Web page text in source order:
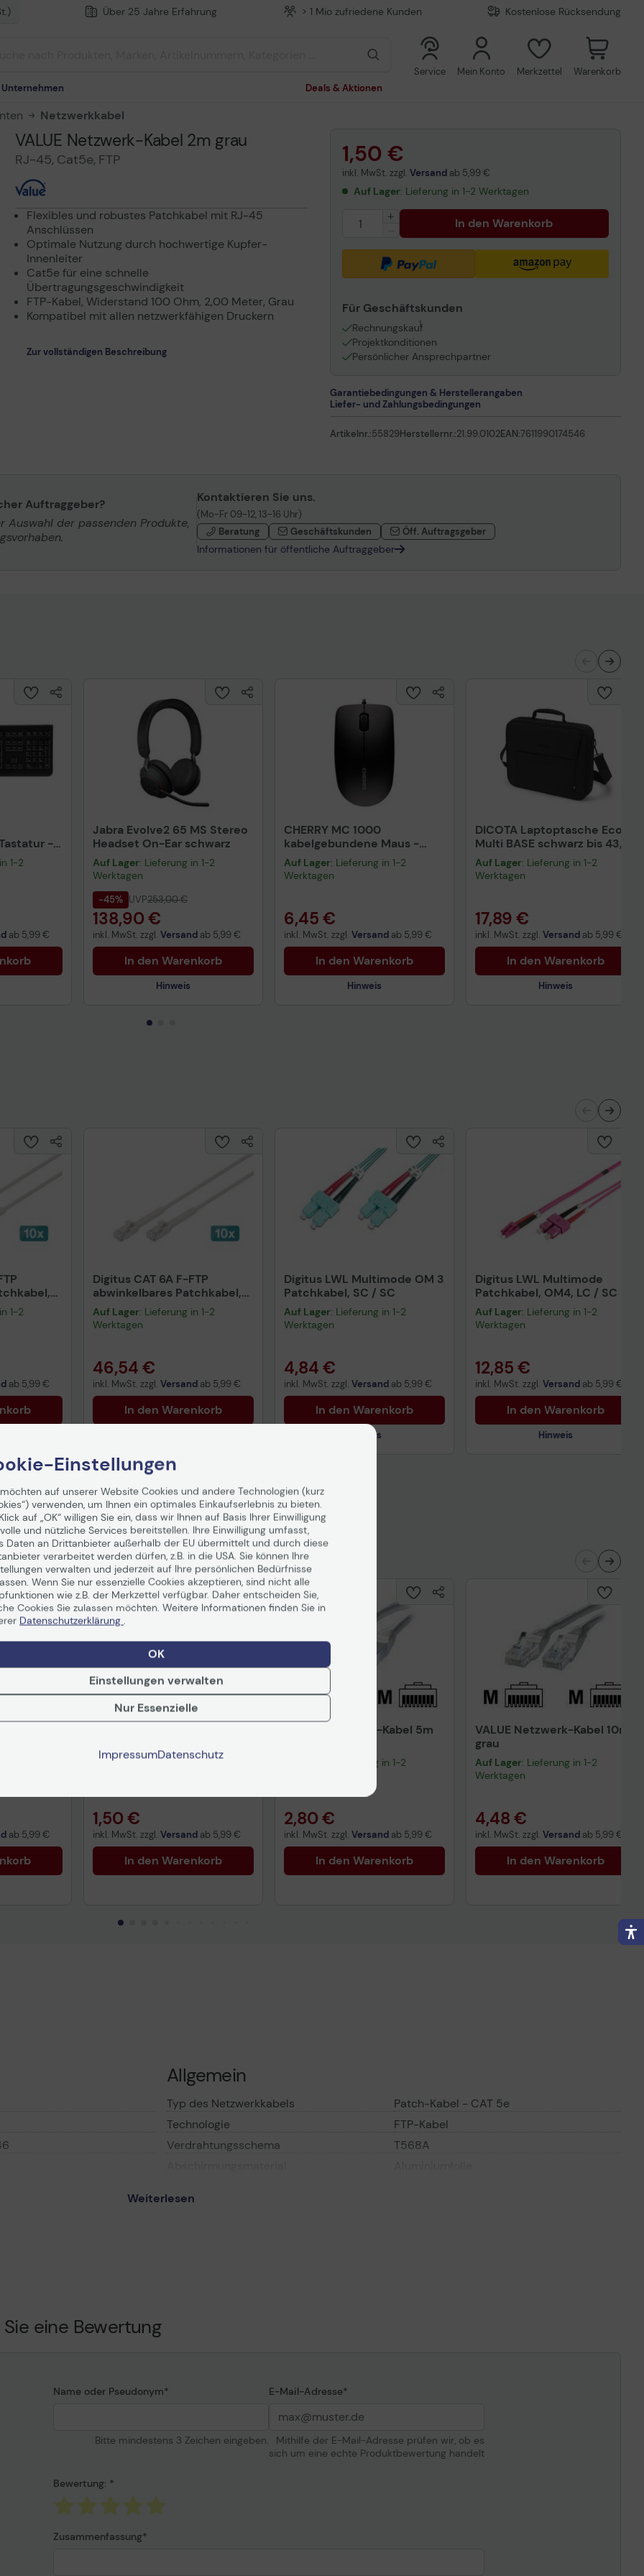
Über 25 Jahre Erfahrung > 1 Mio zufriedene Kunden Kostenlose Rücksendung
Deals & Aktionen
Service Mein Konto Merkzettel Warenkorb
Netzwerkkabel
VALUE Netzwerk-Kabel 2m grau
RJ-45, Cat5e, FTP
Flexibles und robustes Patchkabel mit RJ-45
Anschlüssen
Optimale Nutzung durch hochwertige Kupfer-
Innenleiter
Cat5e für eine schnelle
Übertragungsgeschwindigkeit
FTP-Kabel, Widerstand 100 Ohm, 2,00 Meter, Grau
Kompatibel mit allen netzwerkfähigen Druckern
Zur vollständigen Beschreibung
1,50 €
inkl. MwSt. zzgl. Versandab 5,99 €
Auf Lager: Lieferung in 1-2 Werktagen
In den Warenkorb
Für Geschäftskunden
Rechnungskauf
1
Projektkonditionen
Persönlicher Ansprechpartner
Garantiebedingungen & Herstellerangaben
Liefer- und Zahlungsbedingungen
Artikelnr.:55829Herstellernr.:21.99.0102EAN:7611990174546
Auftraggeber?
Auswahl der passenden Produkte,
Kontaktieren Sie uns.
(Mo-Fr 09-12, 13-16 Uhr)
Beratung
Geschäftskunden Öff. Auftragsgeber
Informationen für öffentliche Auftraggeber
-
1-2
ab 5,99 €
Jabra Evolve2 65 MS Stereo
Headset On-Ear schwarz
Auf Lager: Lieferung in 1-2
Werktagen
-45% UVP253,00 €
138,90 €
inkl. MwSt. zzgl. Versand ab 5,99 €
In den Warenkorb
Hinweis
CHERRY MC 1000
kabelgebundene Maus -
schwarz
Auf Lager: Lieferung in 1-2
Werktagen
6,45 €
inkl. MwSt. zzgl. Versand ab 5,99 €
In den Warenkorb
Hinweis
DICOTA Laptoptasche Eco
Multi BASE schwarz bis 43,9
cm (17,3 Zoll)
Auf Lager: Lieferung in 1-2
Werktagen
17,89 €
inkl. MwSt. zzgl. Versand ab 5,99 €
In den Warenkorb
Hinweis
Stück
1-2
ab 5,99 €
Digitus CAT 6A F-FTP
abwinkelbares Patchkabel,
Kupfer, 1,5 m, grau, 10 Stück
Auf Lager: Lieferung in 1-2
Werktagen
46,54 €
inkl. MwSt. zzgl. Versand ab 5,99 €
In den Warenkorb
Digitus LWL Multimode OM 3
Patchkabel, SC / SC
Auf Lager: Lieferung in 1-2
Werktagen
4,84 €
inkl. MwSt. zzgl. Versand ab 5,99 €
In den Warenkorb
Hinweis
Sicherheitsdatenblatt
Digitus LWL Multimode
Patchkabel, OM4, LC / SC
Auf Lager: Lieferung in 1-2
Werktagen
12,85 €
inkl. MwSt. zzgl. Versand ab 5,99 €
In den Warenkorb
Hinweis
2m
ab 5,99 €
Auf Lager: Lieferung in 1-2
1,50 €
inkl. MwSt. zzgl. Versand ab 5,99 €
In den Warenkorb
VALUE Netzwerk-Kabel 5m
: Lieferung in 1-2
2,80 €
inkl. MwSt. zzgl. Versand ab 5,99 €
In den Warenkorb
VALUE Netzwerk-Kabel 10m
grau
Auf Lager: Lieferung in 1-2
Werktagen
4,48 €
inkl. MwSt. zzgl. Versand ab 5,99 €
In den Warenkorb
Allgemein
Typ des Netzwerkkabels
Patch-Kabel - CAT 5e
Technologie
FTP-Kabel
Verdrahtungsschema
T568A
Kabelende)
Weiterlesen
eine Bewertung
Name oder Pseudonym
Bitte mindestens 3 Zeichen eingeben.
E-Mail-Adresse
Mithilfe der E-Mail-Adresse prüfen wir, ob es
sich um eine echte Produktbewertung handelt
Bewertung:
Zusammenfassung
Einstellungen
auf unserer Website Cookies und andere Technologien (kurz
verwenden, um Ihnen ein optimales Einkaufserlebnis zu bieten.
auf „OK“ willigen Sie ein, dass wir Ihnen auf Basis Ihrer Einwilligung
und nützliche Services bereitstellen. Ihre Einwilligung umfasst,
Daten an Drittanbieter außerhalb der EU übermittelt und durch diese
verarbeitet werden dürfen, z.B. in die USA. Sie können Ihre
verwalten und jederzeit auf Ihre persönlichen Bedürfnisse
Wenn Sie nur essenzielle Cookies akzeptieren, sind nicht alle
wie z.B. der Merkzettel verfügbar. Daher entscheiden Sie,
Cookies Sie zulassen möchten. Weitere Informationen finden Sie in
Datenschutzerklärung .
OK
Einstellungen verwalten
Nur Essenzielle
ImpressumDatenschutz